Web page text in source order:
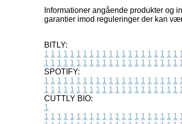
Informationer angående produkter og
garantier imod reguleringer der kan
BITLY:
1 1 1 1 1 1 1 1 1 1 1 1 1 1 1 1 1 1 1 1 1
1 1 1 1 1 1 1 1 1 1 1 1 1 1 1 1 1 1 1 1 1
SPOTIFY:
1 1 1 1 1 1 1 1 1 1 1 1 1 1 1 1 1 1 1 1 1
1 1 1 1 1 1 1 1 1 1 1 1 1 1 1 1 1 1 1 1 1
CUTTLY BIO:
1
1 1 1 1 1 1 1 1 1 1 1 1 1 1 1 1 1 1 1 1 1